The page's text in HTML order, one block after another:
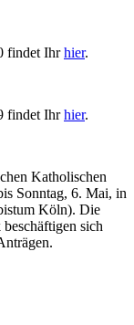
findet Ihrhier.
findet Ihrhier.
Katholischen
Sonntag, 6. Mai, in
Köln). Die
sich